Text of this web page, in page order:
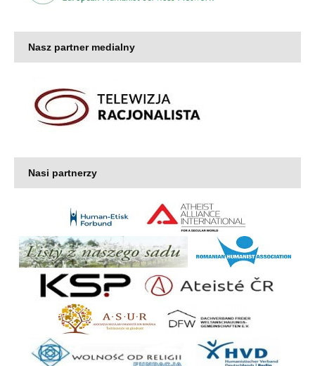
Nasz partner medialny
Nasi partnerzy